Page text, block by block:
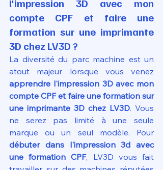
l'impression 3D avec mon
compte CPF et faire une
formation sur une imprimante
3D chez LV3D ?
La diversité du parc machine est un
apprendre l'impression 3D avec mon
compte CPF et faire une formation sur
une imprimante 3D chez LV3D. Vous
ne serez pas limité à une seule
débuter dans l'impression 3d avec
une formation CPF, LV3D vous fait